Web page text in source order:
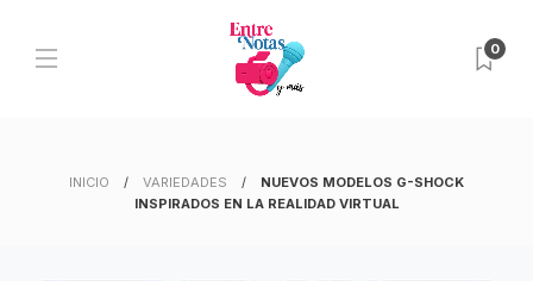
0
INICIO VARIEDADES
NUEVOS MODELOS G-SHOCK
INSPIRADOS EN LA REALIDAD VIRTUAL